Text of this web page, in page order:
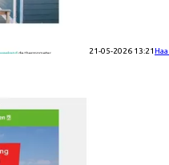
21-05-2026 13:21